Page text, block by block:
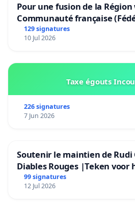
Pour une fusion de la
Communauté française
Bruxelles)
129 signatures
10 Jul 2026
Taxe égouts
226 signatures
7 Jun 2026
Soutenir le maintien de Rudi
Diables Rouges |Teken voor
Rudi Garcia als bondscoach
99 signatures
12 Jul 2026